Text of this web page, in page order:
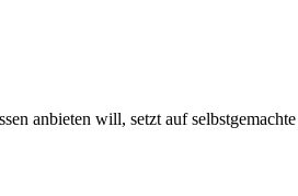
anbieten will, setzt auf